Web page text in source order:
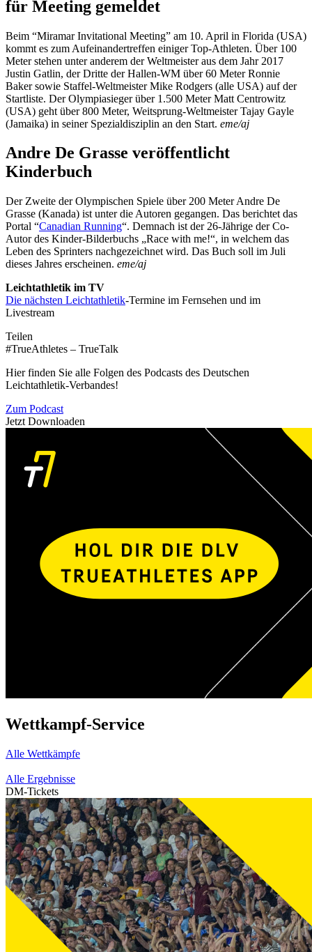
für Meeting gemeldet
Beim “Miramar Invitational Meeting” am 10. April in Florida (USA)
kommt es zum Aufeinandertreffen einiger Top-Athleten. Über 100
Meter stehen unter anderem der Weltmeister aus dem Jahr 2017
Justin Gatlin, der Dritte der Hallen-WM über 60 Meter Ronnie
Baker sowie Staffel-Weltmeister Mike Rodgers (alle USA) auf der
Startliste. Der Olympiasieger über 1.500 Meter Matt Centrowitz
(USA) geht über 800 Meter, Weitsprung-Weltmeister Tajay Gayle
(Jamaika) in seiner Spezialdisziplin an den Start. eme/aj
Andre De Grasse veröffentlicht
Kinderbuch
Der Zweite der Olympischen Spiele über 200 Meter Andre De
Grasse (Kanada) ist unter die Autoren gegangen. Das berichtet das
Portal “Canadian Running“. Demnach ist der 26-Jährige der Co-
Autor des Kinder-Bilderbuchs „Race with me!“, in welchem das
Leben des Sprinters nachgezeichnet wird. Das Buch soll im Juli
dieses Jahres erscheinen. eme/aj
Leichtathletik im TV
Die nächsten Leichtathletik-Termine im Fernsehen und im
Livestream
Teilen
#TrueAthletes – TrueTalk
Hier finden Sie alle Folgen des Podcasts des Deutschen
Leichtathletik-Verbandes!
Zum Podcast
Jetzt Downloaden
Wettkampf-Service
Alle Wettkämpfe
Alle Ergebnisse
DM-Tickets